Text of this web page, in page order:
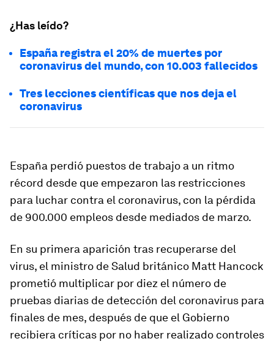
¿Has leído?
España registra el 20% de muertes por
coronavirus del mundo, con 10.003 fallecidos
Tres lecciones científicas que nos deja el
coronavirus
España perdió puestos de trabajo a un ritmo
récord desde que empezaron las restricciones
para luchar contra el coronavirus, con la pérdida
de 900.000 empleos desde mediados de marzo.
En su primera aparición tras recuperarse del
virus, el ministro de Salud británico Matt Hancock
prometió multiplicar por diez el número de
pruebas diarias de detección del coronavirus para
finales de mes, después de que el Gobierno
recibiera críticas por no haber realizado controles